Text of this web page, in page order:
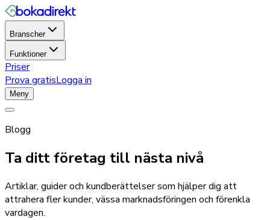
Branscher
Funktioner
Priser
Prova gratisLogga in
Meny
Blogg
Ta ditt företag till nästa nivå
Artiklar, guider och kundberättelser som hjälper dig att
attrahera fler kunder, vässa marknadsföringen och förenkla
vardagen.